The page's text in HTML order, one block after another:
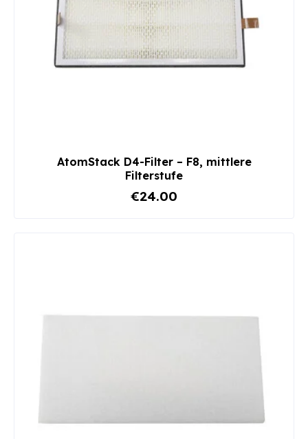
AtomStack D4-Filter – F8, mittlere
Filterstufe
€24.00